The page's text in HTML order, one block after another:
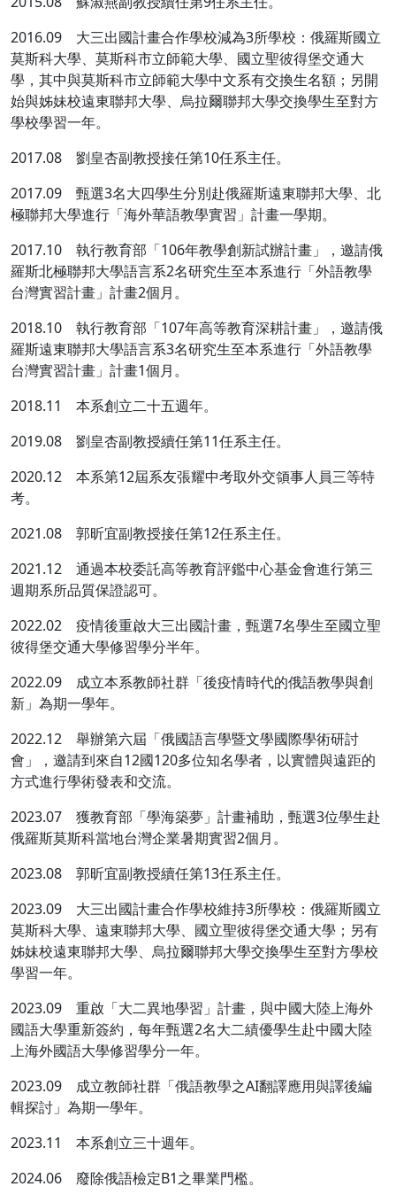
2016.09 大三出國計畫合作學校減為3所學校：俄羅斯國立
莫斯科大學、莫斯科市立師範大學、國立聖彼得堡交通大
學，其中與莫斯科市立師範大學中文系有交換生名額；另開
始與姊妹校遠東聯邦大學、烏拉爾聯邦大學交換學生至對方
學校學習一年。
2017.08 劉皇杏副教授接任第10任系主任。
2017.09 甄選3名大四學生分別赴俄羅斯遠東聯邦大學、北
極聯邦大學進行「海外華語教學實習」計畫一學期。
2017.10 執行教育部「106年教學創新試辦計畫」，邀請俄
羅斯北極聯邦大學語言系2名研究生至本系進行「外語教學
台灣實習計畫」計畫2個月。
2018.10 執行教育部「107年高等教育深耕計畫」，邀請俄
羅斯遠東聯邦大學語言系3名研究生至本系進行「外語教學
台灣實習計畫」計畫1個月。
2018.11 本系創立二十五週年。
2019.08 劉皇杏副教授續任第11任系主任。
2020.12 本系第12屆系友張耀中考取外交領事人員三等特
考。
2021.08 郭昕宜副教授接任第12任系主任。
2021.12 通過本校委託高等教育評鑑中心基金會進行第三
週期系所品質保證認可。
2022.02 疫情後重啟大三出國計畫，甄選7名學生至國立聖
彼得堡交通大學修習學分半年。
2022.09 成立本系教師社群「後疫情時代的俄語教學與創
新」為期一學年。
2022.12 舉辦第六屆「俄國語言學暨文學國際學術研討
會」，邀請到來自12國120多位知名學者，以實體與遠距的
方式進行學術發表和交流。
2023.07 獲教育部「學海築夢」計畫補助，甄選3位學生赴
俄羅斯莫斯科當地台灣企業暑期實習2個月。
2023.08 郭昕宜副教授續任第13任系主任。
2023.09 大三出國計畫合作學校維持3所學校：俄羅斯國立
莫斯科大學、遠東聯邦大學、國立聖彼得堡交通大學；另有
姊妹校遠東聯邦大學、烏拉爾聯邦大學交換學生至對方學校
學習一年。
2023.09 重啟「大二異地學習」計畫，與中國大陸上海外
國語大學重新簽約，每年甄選2名大二績優學生赴中國大陸
上海外國語大學修習學分一年。
2023.09 成立教師社群「俄語教學之AI翻譯應用與譯後編
輯探討」為期一學年。
2023.11 本系創立三十週年。
2024.06 廢除俄語檢定B1之畢業門檻。